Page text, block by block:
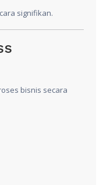
signifikan.
bisnis secara